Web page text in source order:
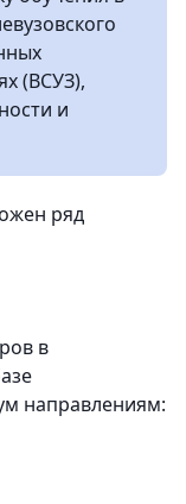
(ВСУЗ),
и
ряд
в
направлениям: